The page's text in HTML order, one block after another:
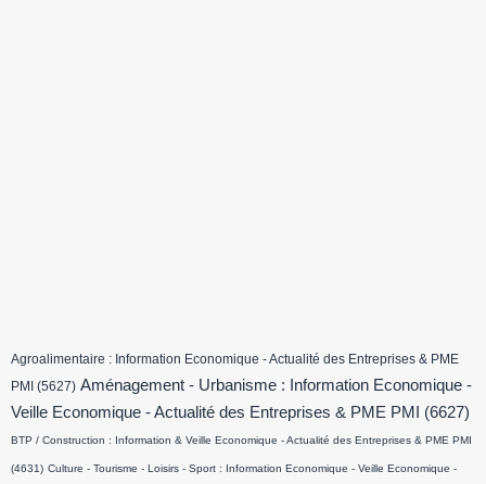
Agroalimentaire : Information Economique - Actualité des Entreprises & PME
PMI (5627) Aménagement - Urbanisme : Information Economique -
Veille Economique - Actualité des Entreprises & PME PMI
(6627)
BTP / Construction : Information & Veille Economique - Actualité des Entreprises & PME PMI
(4631) Culture - Tourisme - Loisirs - Sport : Information Economique - Veille Economique -